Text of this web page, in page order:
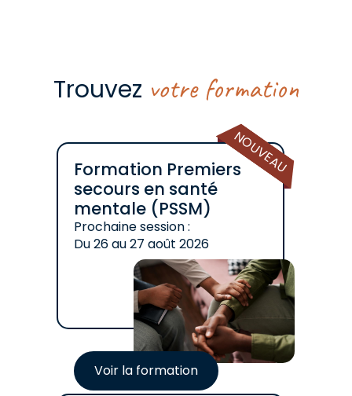
Trouvez votre formation
Formation Premiers
secours en santé
mentale (PSSM)
NOUVEAU
Prochaine session :
Du26au27 août 2026
Voir la formation